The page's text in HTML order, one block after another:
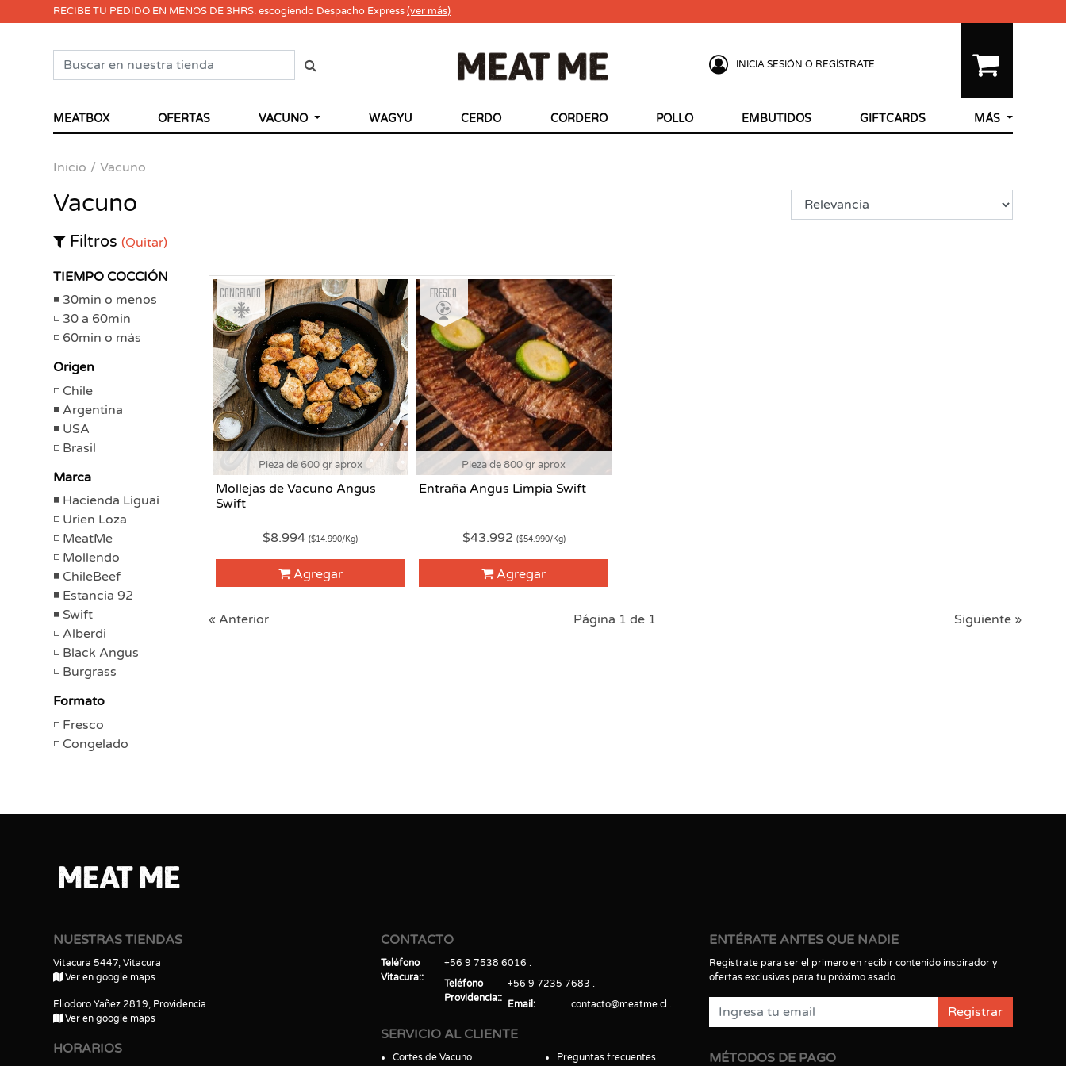
RECIBE TU PEDIDO EN MENOS DE 3HRS. escogiendo Despacho Express(ver más)
INICIA SESIÓN O REGÍSTRATE
MEATBOX OFERTAS VACUNO WAGYU CERDO CORDERO POLLO EMBUTIDOS GIFTCARDS MÁS
Inicio Vacuno
Vacuno
Filtros (Quitar)
TIEMPO COCCIÓN
30min o menos
30 a 60min
60min o más
Origen
Chile
Argentina
USA
Brasil
Marca
Hacienda Liguai
Urien Loza
MeatMe
Mollendo
ChileBeef
Estancia 92
Swift
Alberdi
Black Angus
Burgrass
Formato
Fresco
Congelado
Pieza de 600 gr aprox
Mollejas de Vacuno Angus
Swift
Congelado
$8.994($14.990/Kg)
Agregar
Pieza de 800 gr aprox
Entraña Angus Limpia Swift
Fresco
$43.992 ($54.990/Kg)
Agregar
« Anterior Página 1 de 1 Siguiente »
NUESTRAS TIENDAS
Vitacura 5447, Vitacura
Ver en google maps
Eliodoro Yañez 2819, Providencia
Ver en google maps
HORARIOS
CONTACTO
Teléfono
Vitacura:
+56 9 7538 6016
Teléfono
Providencia:
+56 9 7235 7683
Email
contacto@meatme.cl
SERVICIO AL CLIENTE
Cortes de Vacuno Preguntas frecuentes
ENTÉRATE ANTES QUE NADIE
Regístrate para ser el primero en recibir contenido inspirador y
ofertas exclusivas para tu próximo asado.
Registrar
MÉTODOS DE PAGO